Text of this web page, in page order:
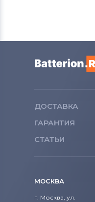
ДОСТАВКА
ГАРАНТИЯ
СТАТЬИ
МОСКВА
г. Москва, ул.